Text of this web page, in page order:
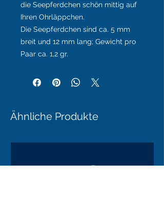
die Seepferdchen schön mittig auf
Ihren Ohrläppchen.
Die Seepferdchen sind ca. 5 mm
breit und 12 mm lang; Gewicht pro
Paar ca. 1,2 gr.
Ähnliche Produkte